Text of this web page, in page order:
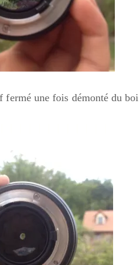
fermé une fois démonté du